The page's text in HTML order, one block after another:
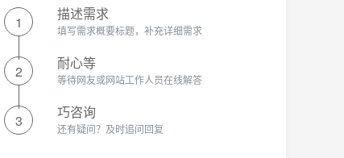
1 描述需求
填写需求概要标题，补充详细需求
2 耐心等
等待网友或网站工作人员在线解答
3 巧咨询
还有疑问？及时追问回复